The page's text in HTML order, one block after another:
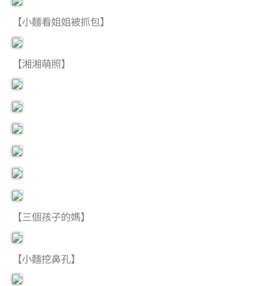
【小麵看姐姐被抓包】
【湘湘萌照】
【三個孩子的媽】
【小麵挖鼻孔】